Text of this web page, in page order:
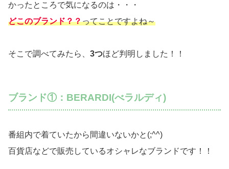
かったところで気になるのは・・・
どこのブランド？？ってことですよね～
そこで調べてみたら、 3つほど判明しました！！
ブランド①：BERARDI(べラルディ)
番組内で着ていたから間違いないかと(;^^)
百貨店などで販売しているオシャレなブランドです！！